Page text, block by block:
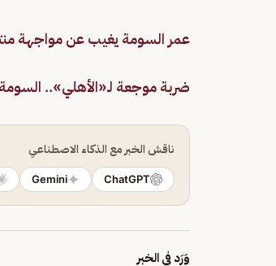
عمر السومة يغيب عن مواجهة
ضربة موجعة لـ«الأهلي»..
ناقش الخبر مع الذكاء الاصطناعي
ChatGPT
Gemini
وَرَد في الخبر